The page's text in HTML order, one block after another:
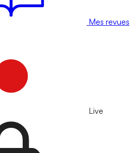
Mes revues
Live